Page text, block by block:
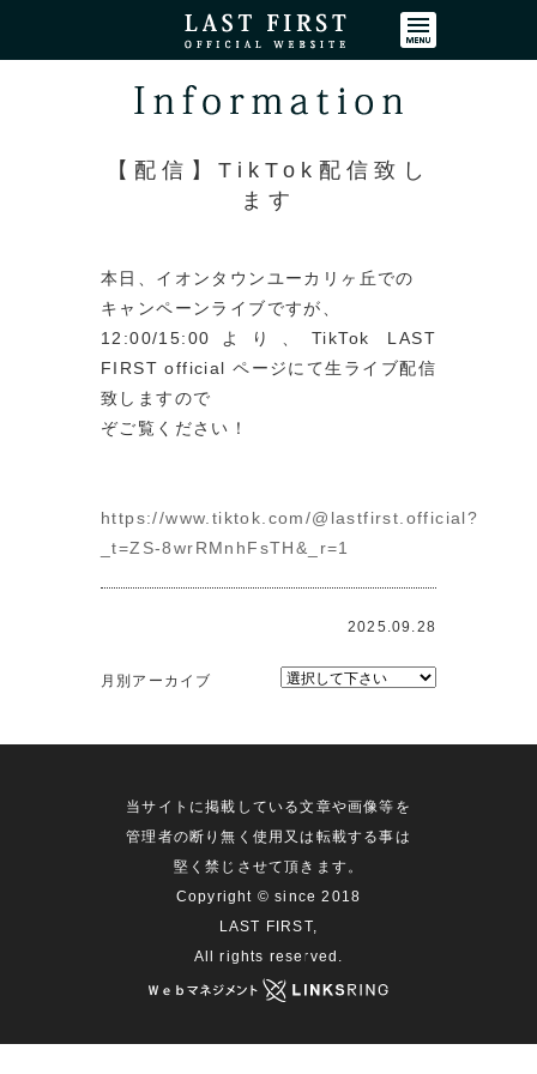
コンテンツ
【配信】TikTok配信致し
ます
本日、イオンタウンユーカリヶ丘での
キャンペーンライブですが、
12:00/15:00より、TikTok LAST
FIRST official ページにて生ライブ配信
致しますので
ぞご覧ください！
https://www.tiktok.com/@lastfirst.official?
_t=ZS-8wrRMnhFsTH&_r=1
2025.09.28
月別アーカイブ
当サイトに掲載している文章や画像等を
管理者の断り無く使用又は転載する事は
堅く禁じさせて頂きます。
Copyright © since 2018
LAST FIRST,
All rights reserved.